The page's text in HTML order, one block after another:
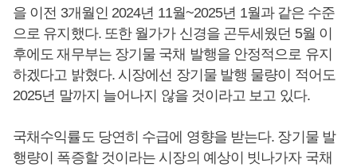
을 이전 3개월인 2024년 11월~2025년 1월과 같은 수준
으로 유지했다. 또한 월가가 신경을 곤두세웠던 5월 이
후에도 재무부는 장기물 국채 발행을 안정적으로 유지
하겠다고 밝혔다. 시장에선 장기물 발행 물량이 적어도
2025년 말까지 늘어나지 않을 것이라고 보고 있다.
국채수익률도 당연히 수급에 영향을 받는다. 장기물 발
행량이 폭증할 것이라는 시장의 예상이 빗나가자 국채